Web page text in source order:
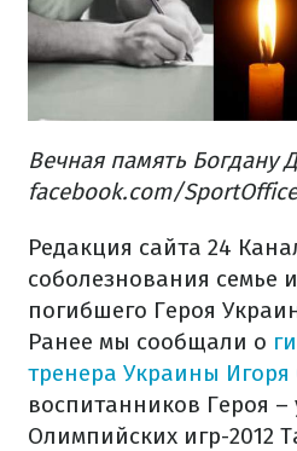
Вечная память Богдану
facebook.com/
Редакция сайта 24
соболезнования семье
погибшего Героя
Ранее мы сообщали о
тренера Украины Игоря
воспитанников Героя –
Олимпийских игр-2012